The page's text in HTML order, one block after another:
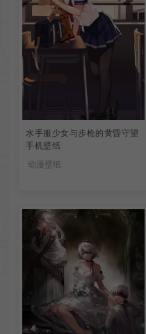
水手服少女与步枪的黄昏守望
手机壁纸
动漫壁纸